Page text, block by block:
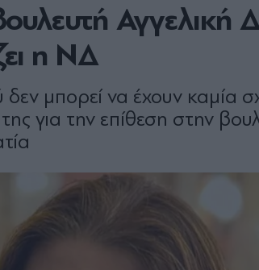
η ΝΔ
μπορεί να έχουν καμία
για την επίθεση στην